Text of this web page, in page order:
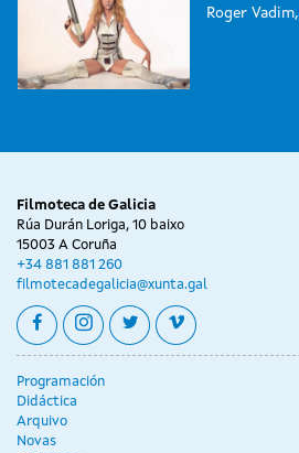
Roger Vadim,
Filmoteca de Galicia
Rúa Durán Loriga, 10 baixo
15003 A Coruña
+34 881 881 260
filmotecadegalicia@xunta.gal
facebookinstagram
twittervimeo
Programación
Didáctica
Arquivo
Novas